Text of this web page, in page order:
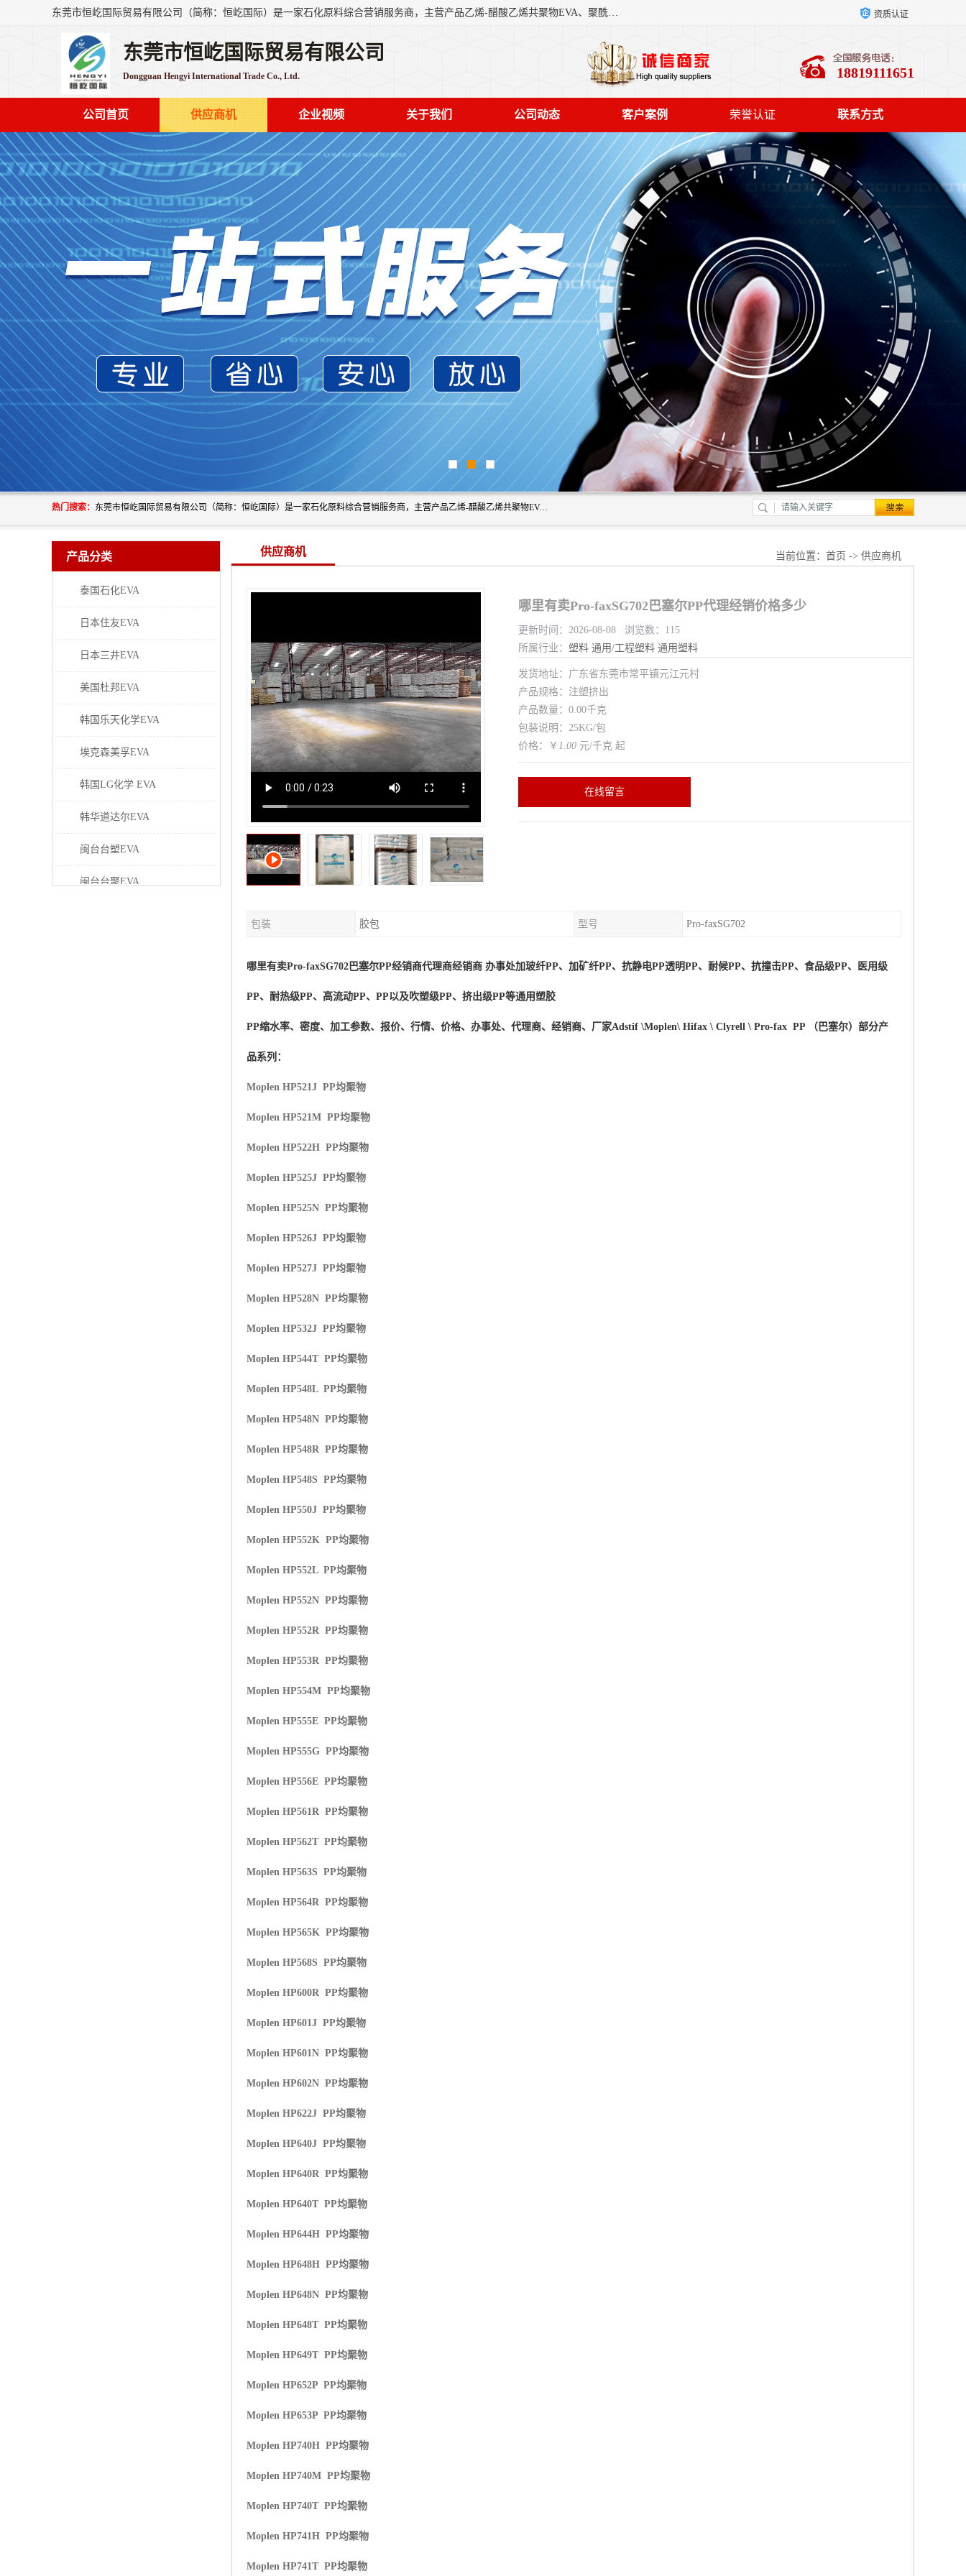
东莞市恒屹国际贸易有限公司（简称：恒屹国际）是一家石化原料综合营销服务商，主营产品乙烯-醋酸乙烯共聚物EVA、聚酰胺PA（尼龙）、醚酯型热塑弹性体TPEE等，公司秉承以市场为导向的战略思想，致力于大宗石化原料在中国市场的营销服务业务，为客户提供一站式的全面服务。 资质认证
东莞市恒屹国际贸易有限公司
Dongguan Hengyi International Trade Co., Ltd. 18819111651
公司首页 供应商机 企业视频 关于我们 公司动态 客户案例 荣誉认证 联系方式
热门搜索： 东莞市恒屹国际贸易有限公司（简称：恒屹国际）是一家石化原料综合营销服务商，主营产品乙烯-醋酸乙烯共聚物EVA、聚酰胺PA（尼龙）、醚酯型热塑弹性体TPEE等，公司秉承以市场为导向的战略思想，致力于大宗石化原料在中国市场的营销服务业务，为客户提供一站式的全面服务。
产品分类
泰国石化EVA
日本住友EVA
日本三井EVA
美国杜邦EVA
韩国乐天化学EVA
埃克森美孚EVA
韩国LG化学 EVA
韩华道达尔EVA
闽台台塑EVA
闽台台聚EVA
供应商机 当前位置： 首页 -> 供应商机
哪里有卖Pro-faxSG702巴塞尔PP代理经销价格多少
更新时间：2026-08-08 浏览数：115
所属行业： 塑料 通用/工程塑料 通用塑料
发货地址：广东省东莞市常平镇元江元村
产品规格：注塑挤出
产品数量：0.00千克
包装说明：25KG/包
价格：￥ 1.00 元/千克 起
在线留言
包装 胶包 型号 Pro-faxSG702
哪里有卖Pro-faxSG702 巴塞尔PP经销商代理商经销商 办事处加玻纤PP、加矿纤PP、抗静电PP透明PP、耐候PP、抗撞击PP、食品级PP、医用级
PP、耐热级PP、高流动PP、PP以及吹塑级PP、挤出级PP等通用塑胶
PP缩水率、密度、加工参数、报价、行情、价格、办事处、代理商、经销商、厂家Adstif \Moplen\ Hifax \ Clyrell \ Pro-fax PP （巴塞尔）部分产
品系列：
Moplen HP521J PP均聚物
Moplen HP521M PP均聚物
Moplen HP522H PP均聚物
Moplen HP525J PP均聚物
Moplen HP525N PP均聚物
Moplen HP526J PP均聚物
Moplen HP527J PP均聚物
Moplen HP528N PP均聚物
Moplen HP532J PP均聚物
Moplen HP544T PP均聚物
Moplen HP548L PP均聚物
Moplen HP548N PP均聚物
Moplen HP548R PP均聚物
Moplen HP548S PP均聚物
Moplen HP550J PP均聚物
Moplen HP552K PP均聚物
Moplen HP552L PP均聚物
Moplen HP552N PP均聚物
Moplen HP552R PP均聚物
Moplen HP553R PP均聚物
Moplen HP554M PP均聚物
Moplen HP555E PP均聚物
Moplen HP555G PP均聚物
Moplen HP556E PP均聚物
Moplen HP561R PP均聚物
Moplen HP562T PP均聚物
Moplen HP563S PP均聚物
Moplen HP564R PP均聚物
Moplen HP565K PP均聚物
Moplen HP568S PP均聚物
Moplen HP600R PP均聚物
Moplen HP601J PP均聚物
Moplen HP601N PP均聚物
Moplen HP602N PP均聚物
Moplen HP622J PP均聚物
Moplen HP640J PP均聚物
Moplen HP640R PP均聚物
Moplen HP640T PP均聚物
Moplen HP644H PP均聚物
Moplen HP648H PP均聚物
Moplen HP648N PP均聚物
Moplen HP648T PP均聚物
Moplen HP649T PP均聚物
Moplen HP652P PP均聚物
Moplen HP653P PP均聚物
Moplen HP740H PP均聚物
Moplen HP740M PP均聚物
Moplen HP740T PP均聚物
Moplen HP741H PP均聚物
Moplen HP741T PP均聚物